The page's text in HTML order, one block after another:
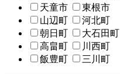
天童市
東根市
山辺町
河北町
朝日町
大石田町
高畠町
川西町
飯豊町
三川町